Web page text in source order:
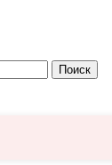
Поиск